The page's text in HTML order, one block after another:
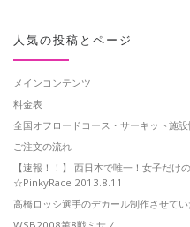
人気の投稿とページ
メインコンテンツ
料金表
全国オフロードコース・サーキット施設
ご注文の流れ
【速報！！】 西日本で唯一！女子だけ
☆PinkyRace 2013.8.11
高橋ロッシ選手のデカール制作させてい